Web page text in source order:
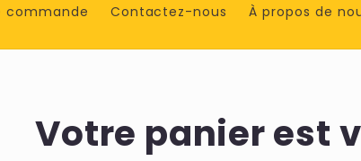
commande Contactez-nous À propos de
Votre panier est